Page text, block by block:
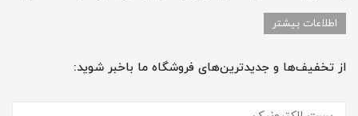
اطلاعات بیشتر
از تخفیف‌ها و جدیدترین‌های فروشگاه ما باخبر شوید: